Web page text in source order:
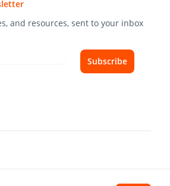
and resources, sent to your inbox
Subscribe